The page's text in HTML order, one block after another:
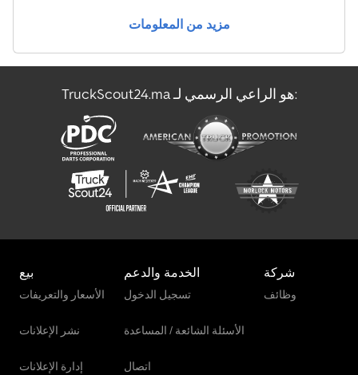
مركبة نقل أموال مدرعة
ناقل الزجاج
مزيد من المعلومات
TruckScout24.ma هو الراعي الرسمي لـ:
بيع
الأسعار والتعريفات
نشر الإعلانات
إدارة الإعلانات
الخدمة والدعم
تسجيل الدخول
الأسئلة الشائعة / المساعدة
اتصال
شركة
وظائف